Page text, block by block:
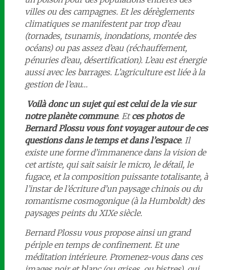
villes ou des campagnes. Et les dérèglements
climatiques se manifestent par trop d’eau
(tornades, tsunamis, inondations, montée des
océans) ou pas assez d’eau (réchauffement,
pénuries d’eau, désertification). L’eau est énergie
aussi avec les barrages. L’agriculture est liée à la
gestion de l’eau…
Voilà donc un sujet qui est celui de la vie sur
notre planète commune. Etces photos de
Bernard Plossu vous font voyager autour de ces
questions dans le temps et dans l’espace. Il
existe une forme d’immanence dans la vision de
cet artiste, qui sait saisir le micro, le détail, le
fugace, et la composition puissante totalisante, à
l’instar de l’écriture d’un paysage chinois ou du
romantisme cosmogonique (à la Humboldt) des
paysages peints du XIXe siècle.
Bernard Plossu vous propose ainsi un grand
périple en temps de confinement. Et une
méditation intérieure. Promenez-vous dans ces